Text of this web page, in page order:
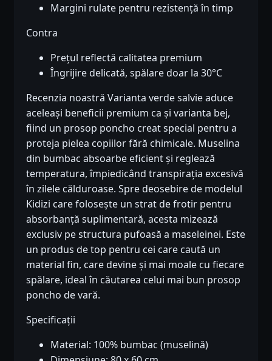
Margini rulate pentru rezistență în timp
Contra
Prețul reflectă calitatea premium
Îngrijire delicată, spălare doar la 30°C
Recenzia noastră Varianta verde salvie aduce
aceleași beneficii premium ca și varianta bej,
fiind un prosop poncho creat special pentru a
proteja pielea copiilor fără chimicale. Muselina
din bumbac absoarbe eficient și reglează
temperatura, împiedicând transpirația excesivă
în zilele călduroase. Spre deosebire de modelul
Kidizi care folosește un strat de frotir pentru
absorbanță suplimentară, acesta mizează
exclusiv pe structura pufoasă a maseleinei. Este
un produs de top pentru cei care caută un
material fin, care devine și mai moale cu fiecare
spălare, ideal în căutarea celui mai bun prosop
poncho de vară.
Specificații
Material: 100% bumbac (muselină)